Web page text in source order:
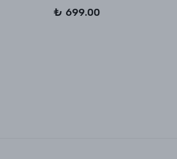
₺ 699.00